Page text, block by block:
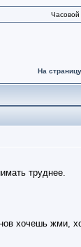
Часовой
На страницу
труднее.
хочешь жми,